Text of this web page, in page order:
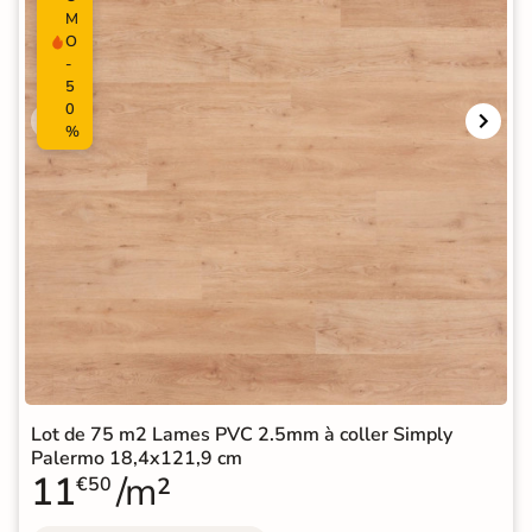
M
O
-
5
0
%
Lot de 75 m2 Lames PVC 2.5mm à coller Simply
Palermo 18,4x121,9 cm
11€50 /m²